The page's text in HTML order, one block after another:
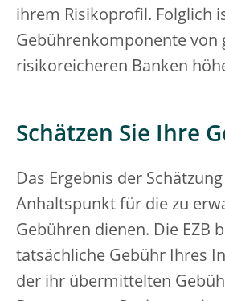
ihrem Risikoprofil. Folglich
Gebührenkomponente von
risikoreicheren Banken
Schätzen Sie Ihre
Das Ergebnis der
Anhaltspunkt für die zu
Gebühren dienen. Die EZB
tatsächliche Gebühr Ihres
der ihr übermittelten